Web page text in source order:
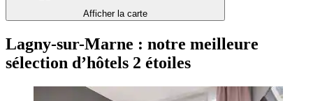
Afficher la carte
Lagny-sur-Marne : notre meilleure
sélection d’hôtels 2 étoiles